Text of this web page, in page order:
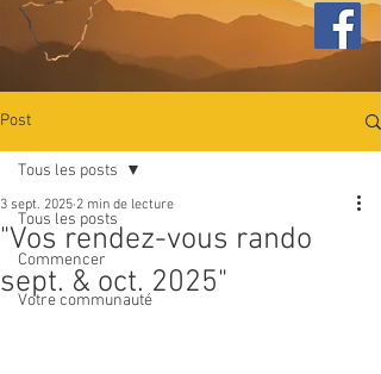
Post
Tous les posts
Commencer
Votre communauté
Tous les posts
"Vos rendez-vous rando
sept. & oct. 2025"
3 sept. 2025 2 min de lecture